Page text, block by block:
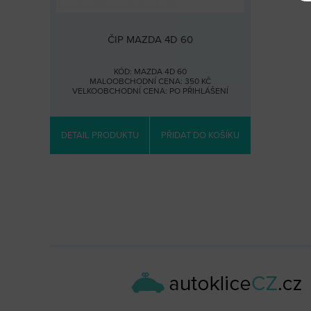
ČIP MAZDA 4D 60
KÓD: MAZDA 4D 60
MALOOBCHODNÍ CENA: 350 KČ
VELKOOBCHODNÍ CENA: PO PŘIHLÁŠENÍ
DETAIL PRODUKTU PŘIDAT DO KOŠÍKU